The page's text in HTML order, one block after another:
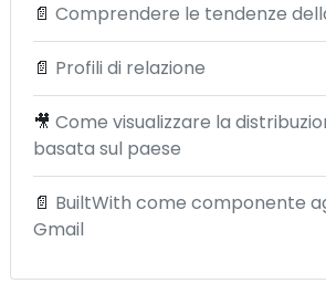
📄 Comprendere le tendenze
📄 Profili di relazione
🎥 Come visualizzare la
basata sul paese
📄 BuiltWith come componente
Gmail